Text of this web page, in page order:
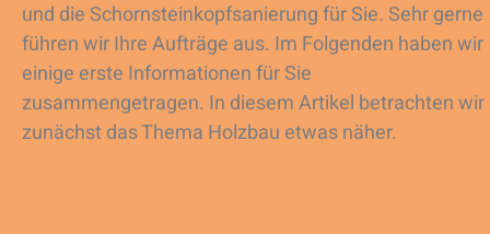
und die Schornsteinkopfsanierung für Sie. Sehr gerne
führen wir Ihre Aufträge aus. Im Folgenden haben wir
einige erste Informationen für Sie
zusammengetragen. In diesem Artikel betrachten wir
zunächst das Thema Holzbau etwas näher.